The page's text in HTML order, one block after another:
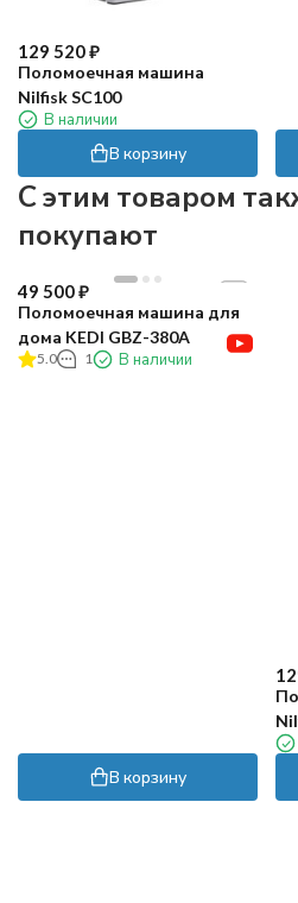
129 520₽
Поломоечная машина
Nilfisk SC100
В наличии
В корзину
C этим товаром
покупают
49 500₽
Поломоечная машина для
дома KEDI GBZ-380A
5.0 1 В наличии
В корзину